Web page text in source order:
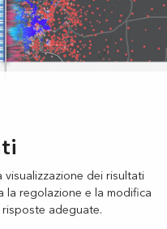
dei risultati
la regolazione e la modifica
adeguate.